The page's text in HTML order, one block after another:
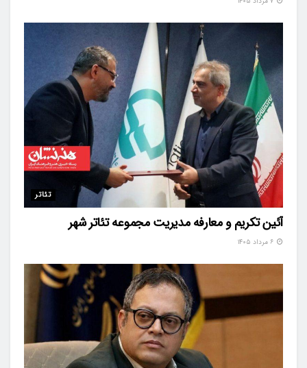
تئاتر
آئین تکریم و معارفه مدیریت مجموعه تئاتر شهر